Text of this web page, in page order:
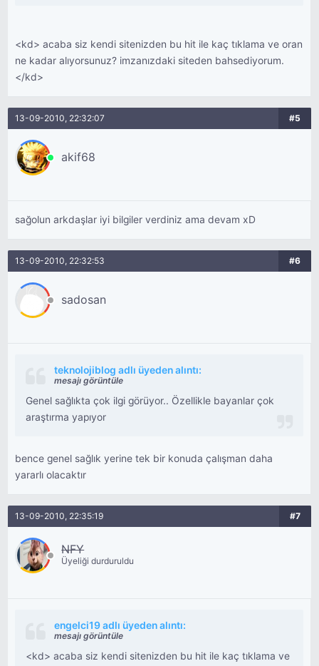
<kd> acaba siz kendi sitenizden bu hit ile kaç tıklama ve oran
ne kadar alıyorsunuz? imzanızdaki siteden bahsediyorum.
</kd>
13-09-2010, 22:32:07 #5
akif68
sağolun arkdaşlar iyi bilgiler verdiniz ama devam xD
13-09-2010, 22:32:53 #6
sadosan
teknolojiblog adlı üyeden alıntı:
mesajı görüntüle
Genel sağlıkta çok ilgi görüyor.. Özellikle bayanlar çok
araştırma yapıyor
bence genel sağlık yerine tek bir konuda çalışman daha
yararlı olacaktır
13-09-2010, 22:35:19 #7
NFY
Üyeliği durduruldu
engelci19 adlı üyeden alıntı:
mesajı görüntüle
<kd> acaba siz kendi sitenizden bu hit ile kaç tıklama ve